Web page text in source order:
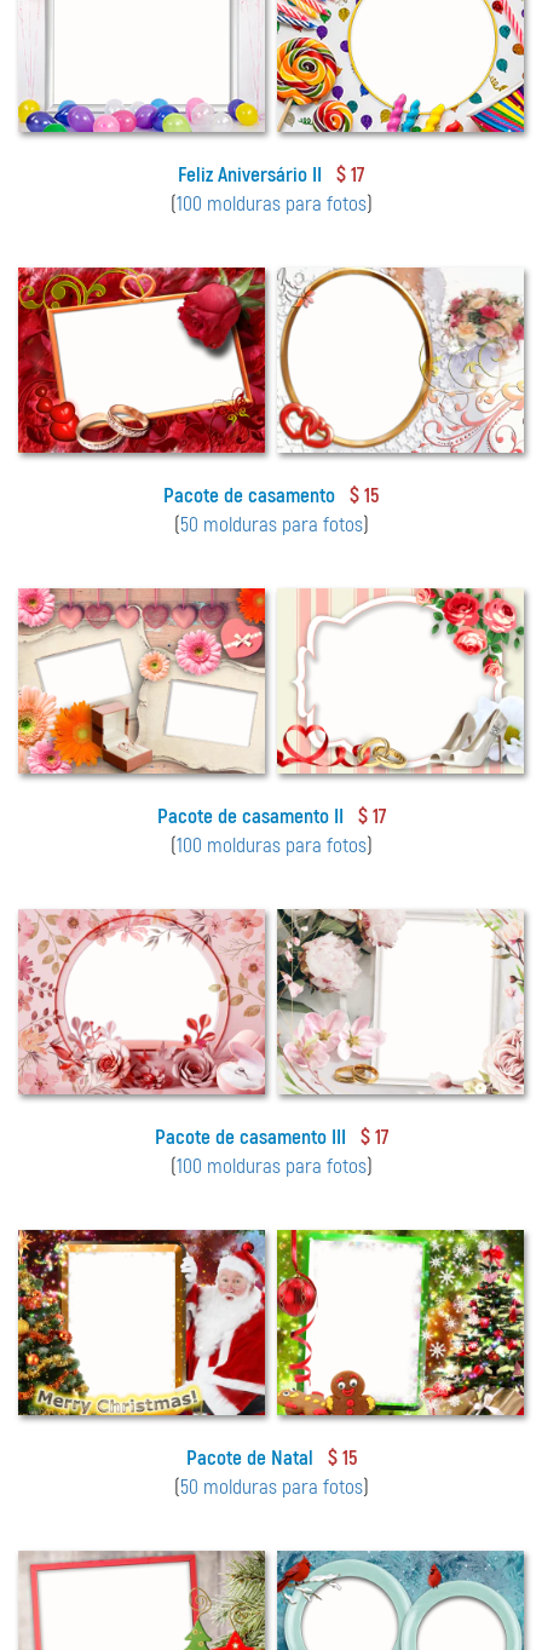
Feliz Aniversário II
$ 17
(100 molduras para fotos)
Pacote de casamento $ 15
(50 molduras para fotos)
Pacote de casamento II
$ 17
(100 molduras para fotos)
Pacote de casamento III
$ 17
(100 molduras para fotos)
Pacote de Natal
$ 15
(50 molduras para fotos)